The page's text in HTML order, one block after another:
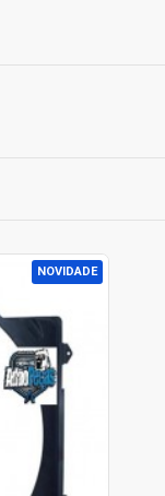
NOVIDADE